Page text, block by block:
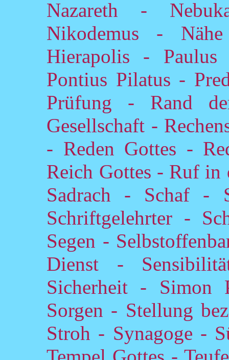
Nazareth -
Nikodemus -
Hierapolis -
Pontius Pilatus -
Prüfung - Rand
Gesellschaft -
- Reden Gottes -
Reich Gottes - Ruf in
Sadrach - Schaf -
Schriftgelehrter -
Segen -
Dienst -
Sicherheit -
Sorgen - Stellung
Stroh - Synagoge -